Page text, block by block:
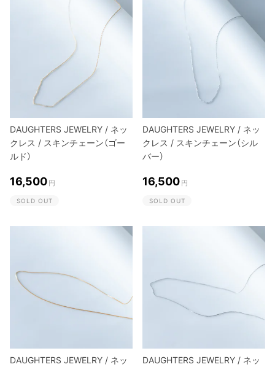
DAUGHTERS JEWELRY / ネッ
クレス / スキンチェーン（ゴー
ルド）
16,500 円
SOLD OUT
DAUGHTERS JEWELRY / ネッ
クレス / スキンチェーン（シル
バー）
16,500 円
SOLD OUT
DAUGHTERS JEWELRY / ネッ
DAUGHTERS JEWELRY / ネッ